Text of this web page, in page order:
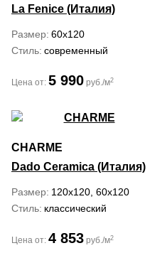
La Fenice (Италия)
Размер 60x120
Стиль современный
Цена от: 5 990 руб./м2
CHARME
Dado Ceramica (Италия)
Размер 120x120, 60x120
Стиль классический
Цена от: 4 853 руб./м2